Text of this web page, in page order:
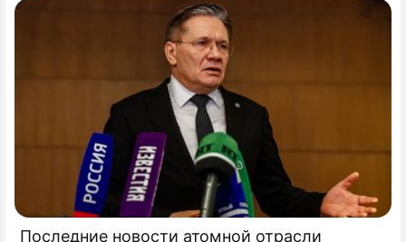
Последние новости атомной отрасли